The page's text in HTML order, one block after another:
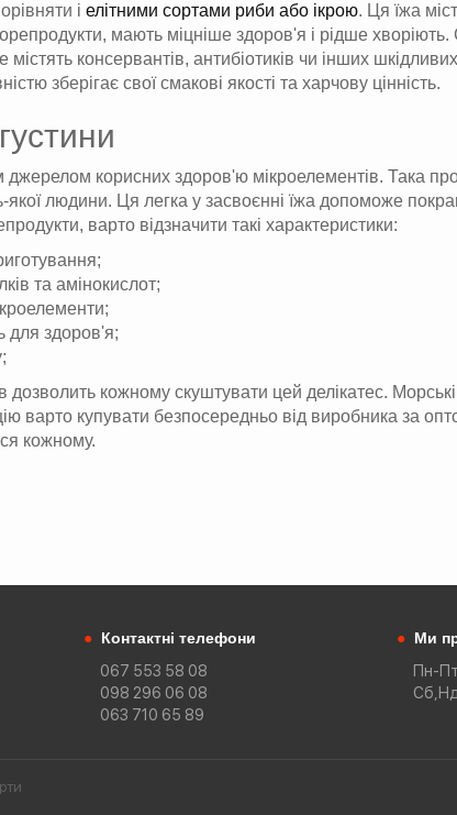
і елітними сортами риби або ікрою. Ця їжа
мають міцніше здоров'я і рідше хворіють.
консервантів, антибіотиків чи інших
зберігає свої смакові якості та харчову цінність.
корисних здоров'ю мікроелементів. Така
людини. Ця легка у засвоєнні їжа допоможе
варто відзначити такі характеристики:
та амінокислот;
для здоров'я;
кожному скуштувати цей делікатес.
варто купувати безпосередньо від виробника за
кожному.
● Контактні телефони
067 553 58 08
098 296 06 08
063 710 65 89
● Ми
Пн-